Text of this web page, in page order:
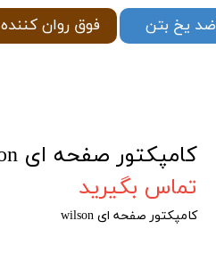
کامپکتور صفحه ای wilson
تماس بگیرید
کامپکتور صفحه ای wilson
فوق روان کننده ضد یخ بتن